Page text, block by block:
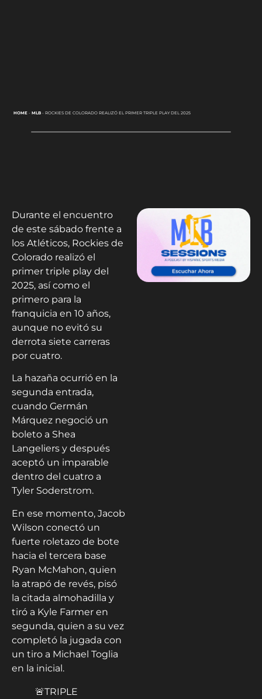
HOME- MLB- ROCKIES DE COLORADO REALIZÓ EL PRIMER TRIPLE PLAY DEL 2025
Durante el encuentro
de este sábado frente a
los Atléticos, Rockies de
Colorado realizó el
primer triple play del
2025, así como el
primero para la
franquicia en 10 años,
aunque no evitó su
derrota siete carreras
por cuatro.
La hazaña ocurrió en la
segunda entrada,
cuando Germán
Márquez negoció un
boleto a Shea
Langeliers y después
aceptó un imparable
dentro del cuatro a
Tyler Soderstrom.
En ese momento, Jacob
Wilson conectó un
fuerte roletazo de bote
hacia el tercera base
Ryan McMahon, quien
la atrapó de revés, pisó
la citada almohadilla y
tiró a Kyle Farmer en
segunda, quien a su vez
completó la jugada con
un tiro a Michael Toglia
en la inicial.
🚨TRIPLE